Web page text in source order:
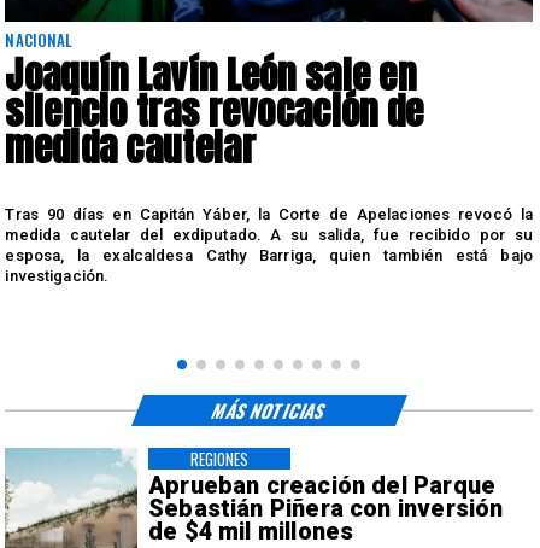
NACIONAL
Joaquín Lavín León sale en
silencio tras revocación de
medida cautelar
Tras 90 días en Capitán Yáber, la Corte de Apelaciones revocó la
medida cautelar del exdiputado. A su salida, fue recibido por su
esposa, la exalcaldesa Cathy Barriga, quien también está bajo
investigación.
Aprueban creación del Parque
Sebastián Piñera con inversión
de $4 mil millones
REGIONES
MÁS NOTICIAS